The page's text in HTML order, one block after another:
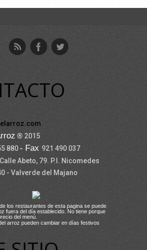
® 2015
880- Fax 921 490 037
Calle Abeto, 79. P.I. Nicomedes
- Valverde del Majano
los restaurantes de esta pagina se puede
fuera del día establecido. No tiene porque
del menú.
arroz pueden cambiar en días festivos